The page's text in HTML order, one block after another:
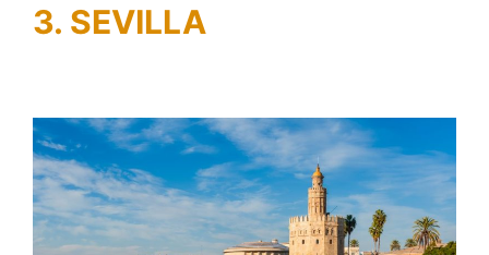
3. SEVILLA